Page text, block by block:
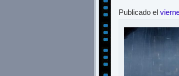
Publicado el